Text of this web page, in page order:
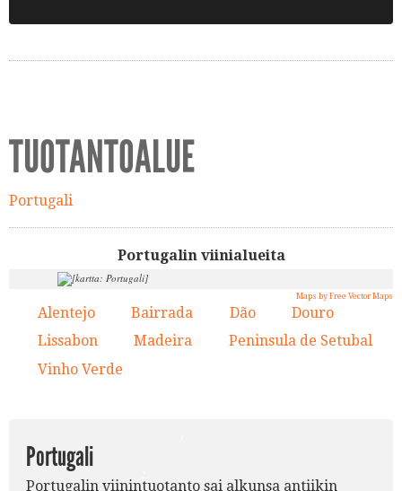
TUOTANTOALUE
Portugali
Portugalin viinialueita
Maps by Free Vector Maps
Alentejo Bairrada Dão Douro
Lissabon Madeira Peninsula de Setubal
Vinho Verde
Portugali
Portugalin viinintuotanto sai alkunsa antiikin